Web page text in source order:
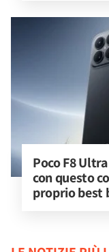
Poco F8
con questo
proprio best